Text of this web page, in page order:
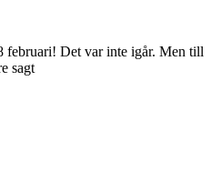
februari! Det var inte igår. Men till
sagt